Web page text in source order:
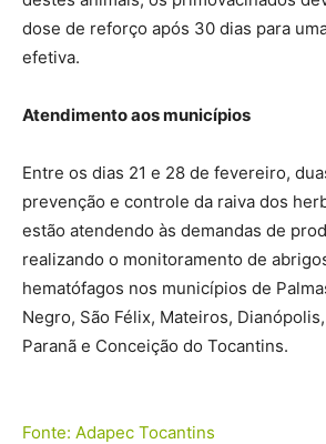
dose de reforço após 30 dias para
efetiva.
Atendimento aos municípios
Entre os dias 21 e 28 de fevereiro,
prevenção e controle da raiva dos
estão atendendo às demandas de
realizando o monitoramento de
hematófagos nos municípios de
Negro, São Félix, Mateiros,
Paranã e Conceição do Tocantins.
Fonte: Adapec Tocantins